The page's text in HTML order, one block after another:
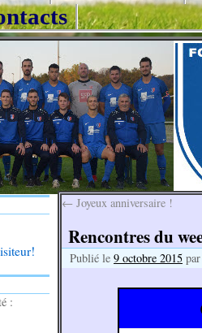
← Joyeux anniversaire !
Rencontres du
Publié le 9 octobre 2015 par
: